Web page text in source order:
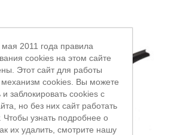
2011 года правила
cookies на этом сайте
Этот сайт для работы
механизм cookies. Вы можете
и заблокировать cookies с
но без них сайт работать
Чтобы узнать подробнее о
их удалить, смотрите нашу